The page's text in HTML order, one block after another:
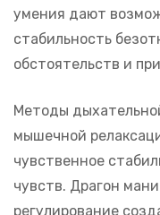
умения дают
стабильность
обстоятельств и
Методы
мышечной
чувственное
чувств. Драгон
регулирование